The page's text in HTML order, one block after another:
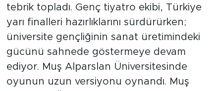
tebrik topladı. Genç tiyatro ekibi, Türkiye
yarı finalleri hazırlıklarını sürdürürken;
üniversite gençliğinin sanat üretimindeki
gücünü sahnede göstermeye devam
ediyor. Muş Alparslan Üniversitesinde
oyunun uzun versiyonu oynandı. Muş